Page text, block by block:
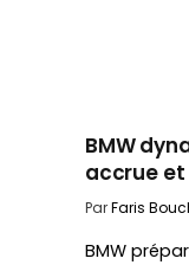
BMW
accrue
ParFaris
BMW